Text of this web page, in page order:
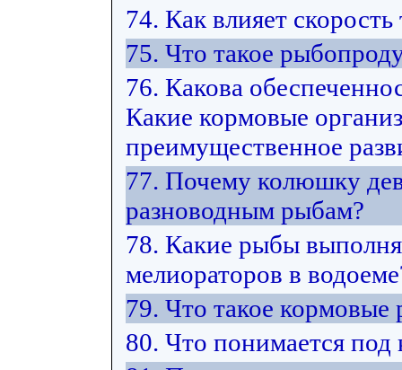
74. Как влияет
75. Что такое
76. Какова
Какие кормовые
преимущественное
77. Почему колюшку
разноводным рыбам?
78. Какие рыбы
мелиораторов в
79. Что такое кормовые
80. Что понимается под